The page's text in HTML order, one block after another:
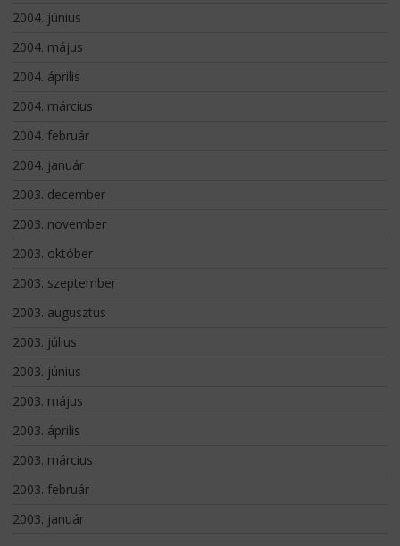
2004. június
2004. május
2004. április
2004. március
2004. február
2004. január
2003. december
2003. november
2003. október
2003. szeptember
2003. augusztus
2003. július
2003. június
2003. május
2003. április
2003. március
2003. február
2003. január